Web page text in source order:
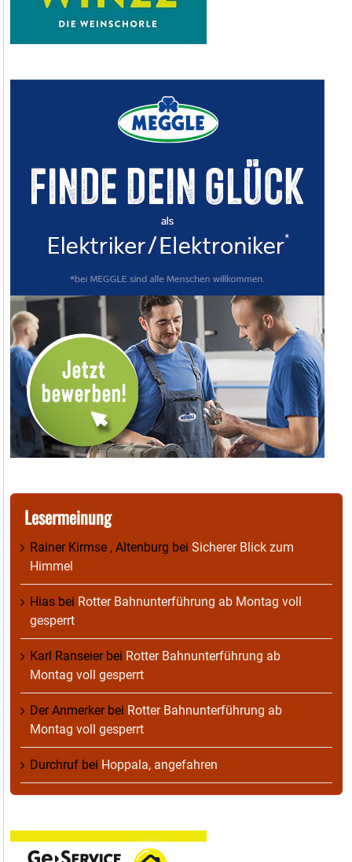
Lesermeinung
Rainer Kirmse , Altenburg bei Sicherer Blick zum
Himmel
Hias bei Rotter Bahnunterführung ab Montag voll
gesperrt
Karl Ranseierbei Rotter Bahnunterführung ab
Montag voll gesperrt
Der Anmerkerbei Rotter Bahnunterführung ab
Montag voll gesperrt
Durchruf bei Hoppala, angefahren